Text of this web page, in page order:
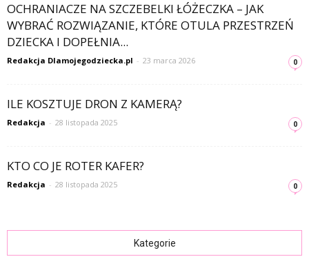
OCHRANIACZE NA SZCZEBELKI ŁÓŻECZKA – JAK
WYBRAĆ ROZWIĄZANIE, KTÓRE OTULA PRZESTRZEŃ
DZIECKA I DOPEŁNIA...
Redakcja Dlamojegodziecka.pl - 23 marca 2026 0
ILE KOSZTUJE DRON Z KAMERĄ?
Redakcja - 28 listopada 2025 0
KTO CO JE ROTER KAFER?
Redakcja - 28 listopada 2025 0
Kategorie